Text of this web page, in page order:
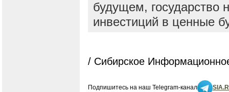
будущем, государство
инвестиций в ценные
/ Сибирское
Подпишитесь на наш Telegram-канал